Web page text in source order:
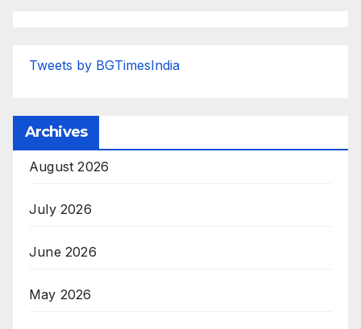
Tweets by BGTimesIndia
Archives
August 2026
July 2026
June 2026
May 2026